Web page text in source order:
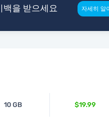
백을 받으세요 자세히 알
10 GB $19.99